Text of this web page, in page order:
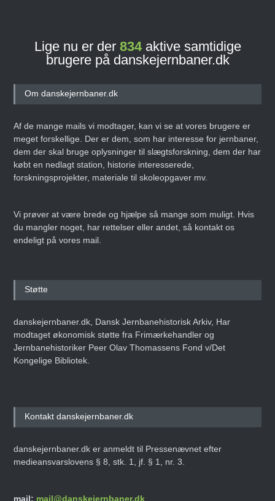
Lige nu er der 834aktive samtidige
brugere på danskejernbaner.dk
Om danskejernbaner.dk
Af de mange mails vi modtager, kan vi se at vores brugere er
meget forskellige. Der er dem, som har interesse for jernbaner,
dem der skal bruge oplysninger til slægtsforskning, dem der har
købt en nedlagt station, historie interesserede,
forskningsprojekter, materiale til skoleopgaver mv.
Vi prøver at være brede og hjælpe så mange som muligt. Hvis
du mangler noget, har rettelser eller andet, så kontakt os
endeligt på vores mail.
Støtte
danskejernbaner.dk, Dansk Jernbanehistorisk Arkiv, Har
modtaget økonomisk støtte fra Frimærkehandler og
Jernbanehistoriker Peer Olav Thomassens Fond v/Det
Kongelige Bibliotek.
Kontakt danskejernbaner.dk
danskejernbaner.dk er anmeldt til Pressenævnet efter
medieansvarslovens § 8, stk. 1, jf. § 1, nr. 3.
mail: mail@danskejernbaner.dk